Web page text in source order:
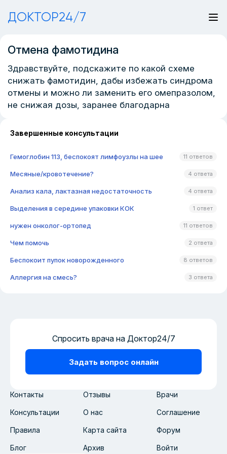
ДОКТОР24/7
Отмена фамотидина
Здравствуйте, подскажите по какой схеме
снижать фамотидин, дабы избежать синдрома
отмены и можно ли заменить его омепразолом,
не снижая дозы, заранее благодарна
Завершенные консультации
Гемоглобин 113, беспокоят лимфоузлы на шее 11 ответов
Месяные/кровотечение? 4 ответа
Анализ кала, лактазная недостаточность 4 ответа
Выделения в середине упаковки КОК 1 ответ
нужен онколог-ортопед 11 ответов
Чем помочь 2 ответа
Беспокоит пупок новорожденного 8 ответов
Аллергия на смесь? 3 ответа
Контакты Отзывы Врачи
Консультации О нас Соглашение
Правила Карта сайта Форум
Блог Архив Войти
Спросить врача на Доктор24/7
Задать вопрос онлайн